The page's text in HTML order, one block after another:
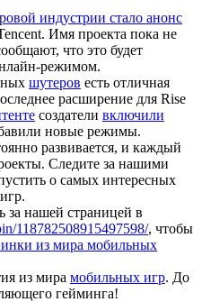
индустрии стало анонс
Имя проекта пока не
что это будет
режимом.
шутеров есть отличная
расширение для Rise
создатели включили
новые режимы.
развивается, и каждый
Следите за нашими
о самых интересных
за нашей страницей в
118782508915497598/, чтобы
из мира мобильных
из мира мобильных игр. До
гейминга!